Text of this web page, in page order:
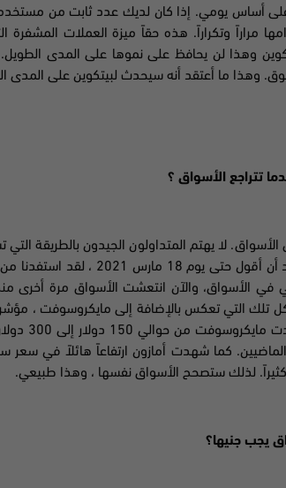
على أساس يومي. إذا كان لديك عدد ثابت من
مراراً وتكراراً. هذه حقاً ميزة العملات المشفرة
وهذا لن يحافظ على نموها على المدى
وهذا ما أعتقد أنه سيحدث لبيتكوين على المدى
تتراجع الأسواق ؟
لا يهتم المتداولون الجيدون بالطريقة التي
منذ بداية الوباء (مارس 2020) ، أود
في الأسواق، والآن انتعشت الأسواق مرة أخرى
تلك التي تعكس بالإضافة إلى مايكروسوفت ،
مايكروسوفت
من
كما شهدت أمازون ارتفاعاً هائلاً في سعر
. لذلك ستصحح الأسواق نفسها ، وهذا طبيعي.
يجب جنيها؟